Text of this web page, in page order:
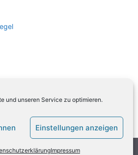
und unseren Service zu optimieren.
Einstellungen anzeigen
Impressum